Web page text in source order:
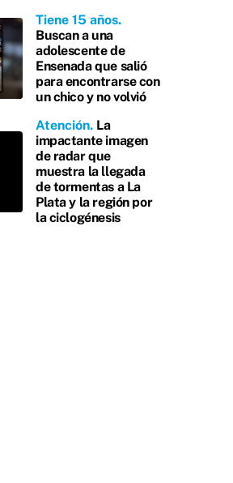
Tiene 15 años
Buscan a una
adolescente de
Ensenada que salió
para encontrarse con
un chico y no volvió
Atención La
impactante imagen
de radar que
muestra la llegada
de tormentas a La
Plata y la región por
la ciclogénesis